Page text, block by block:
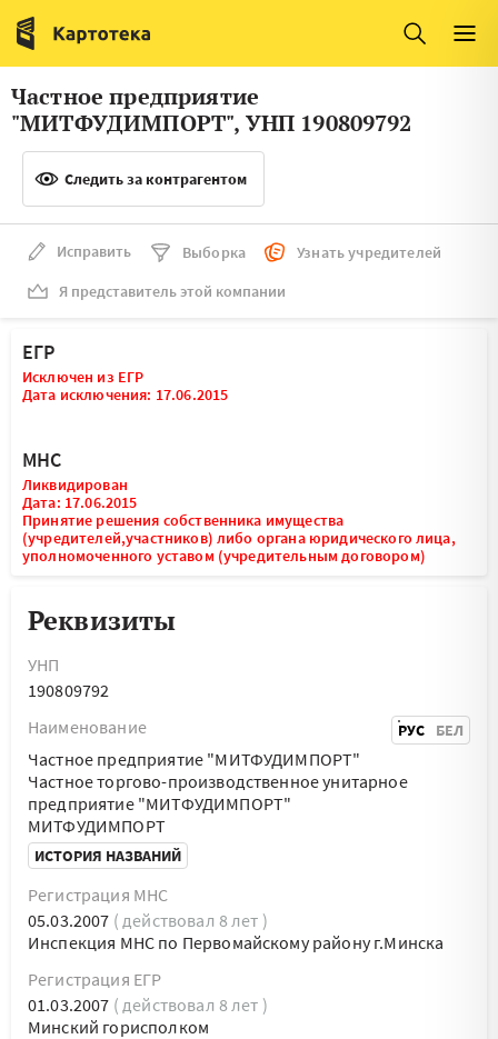
Италия
Люксембург
Литва
Латвия
Македония
Словения
Франция
Финляндия
Швеция
Мальта
Частное предприятие
"МИТФУДИМПОРТ", УНП 190809792
Следить за контрагентом
Исправить Выборка
Узнать учредителей
Я представитель этой компании
ЕГР
Исключен из ЕГР
Дата исключения: 17.06.2015
МНС
Ликвидирован
Дата: 17.06.2015
Принятие решения собственника имущества
(учредителей,участников) либо органа юридического лица,
уполномоченного уставом (учредительным договором)
Реквизиты
УНП
190809792
Наименование
РУС БЕЛ
Частное предприятие "МИТФУДИМПОРТ"
Частное торгово-производственное унитарное
предприятие "МИТФУДИМПОРТ"
МИТФУДИМПОРТ
ИСТОРИЯ НАЗВАНИЙ
Регистрация МНС
05.03.2007 ( действовал 8 лет )
Инспекция МНС по Первомайскому району г.Минска
Регистрация ЕГР
01.03.2007 ( действовал 8 лет )
Минский горисполком